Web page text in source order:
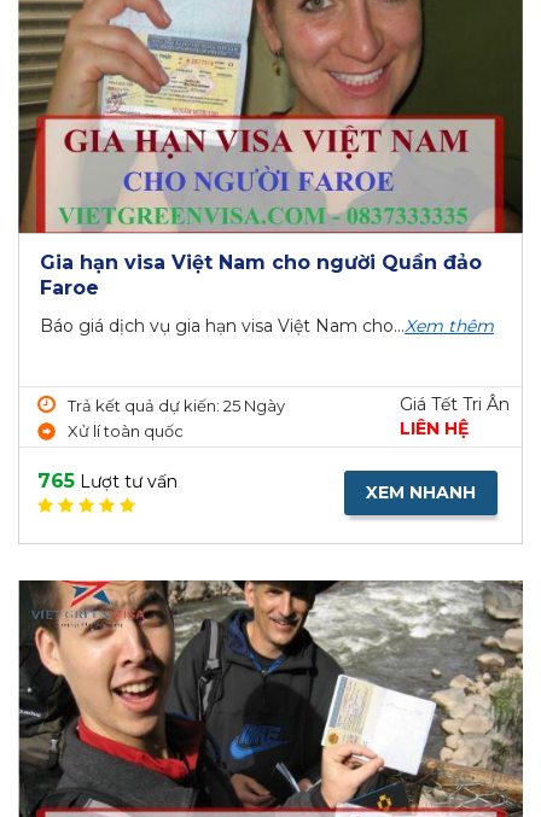
Gia hạn visa Việt Nam cho người Quần đảo
Faroe
Báo giá dịch vụ gia hạn visa Việt Nam cho...Xem thêm
Trả kết quả dự kiến: 25 Ngày
Xử lí toàn quốc
Giá Tết Tri Ân
LIÊN HỆ
765 Lượt tư vấn XEM NHANH